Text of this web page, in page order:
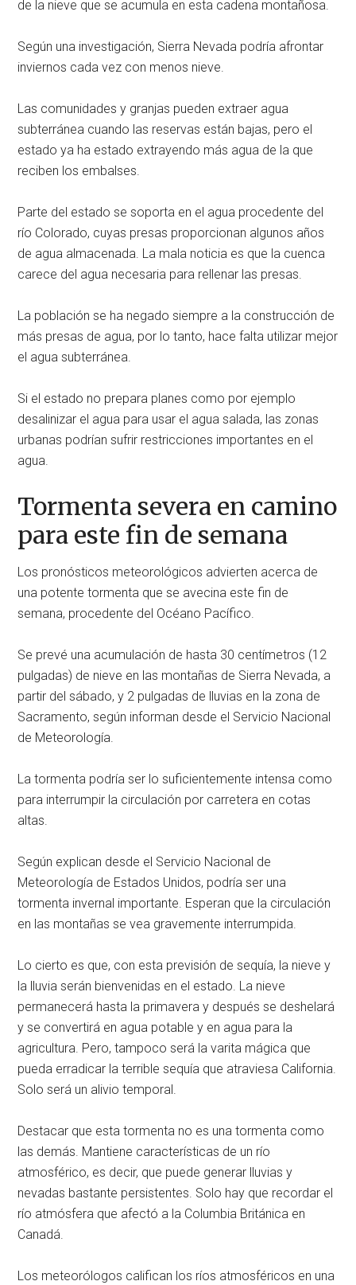
de la nieve que se acumula en esta cadena montañosa.
Según una investigación, Sierra Nevada podría afrontar
inviernos cada vez con menos nieve.
Las comunidades y granjas pueden extraer agua
subterránea cuando las reservas están bajas, pero el
estado ya ha estado extrayendo más agua de la que
reciben los embalses.
Parte del estado se soporta en el agua procedente del
río Colorado, cuyas presas proporcionan algunos años
de agua almacenada. La mala noticia es que la cuenca
carece del agua necesaria para rellenar las presas.
La población se ha negado siempre a la construcción de
más presas de agua, por lo tanto, hace falta utilizar mejor
el agua subterránea.
Si el estado no prepara planes como por ejemplo
desalinizar el agua para usar el agua salada, las zonas
urbanas podrían sufrir restricciones importantes en el
agua.
Tormenta severa en camino
para este fin de semana
Los pronósticos meteorológicos advierten acerca de
una potente tormenta que se avecina este fin de
semana, procedente del Océano Pacífico.
Se prevé una acumulación de hasta 30 centímetros (12
pulgadas) de nieve en las montañas de Sierra Nevada, a
partir del sábado, y 2 pulgadas de lluvias en la zona de
Sacramento, según informan desde el Servicio Nacional
de Meteorología.
La tormenta podría ser lo suficientemente intensa como
para interrumpir la circulación por carretera en cotas
altas.
Según explican desde el Servicio Nacional de
Meteorología de Estados Unidos, podría ser una
tormenta invernal importante. Esperan que la circulación
en las montañas se vea gravemente interrumpida.
Lo cierto es que, con esta previsión de sequía, la nieve y
la lluvia serán bienvenidas en el estado. La nieve
permanecerá hasta la primavera y después se deshelará
y se convertirá en agua potable y en agua para la
agricultura. Pero, tampoco será la varita mágica que
pueda erradicar la terrible sequía que atraviesa California.
Solo será un alivio temporal.
Destacar que esta tormenta no es una tormenta como
las demás. Mantiene características de un río
atmosférico, es decir, que puede generar lluvias y
nevadas bastante persistentes. Solo hay que recordar el
río atmósfera que afectó a la Columbia Británica en
Canadá.
Los meteorólogos califican los ríos atmosféricos en una